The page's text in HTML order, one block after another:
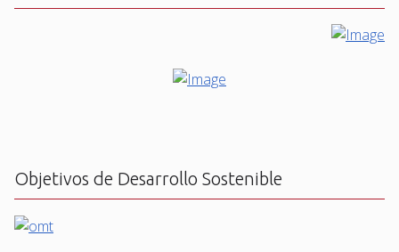
Objetivos de Desarrollo Sostenible